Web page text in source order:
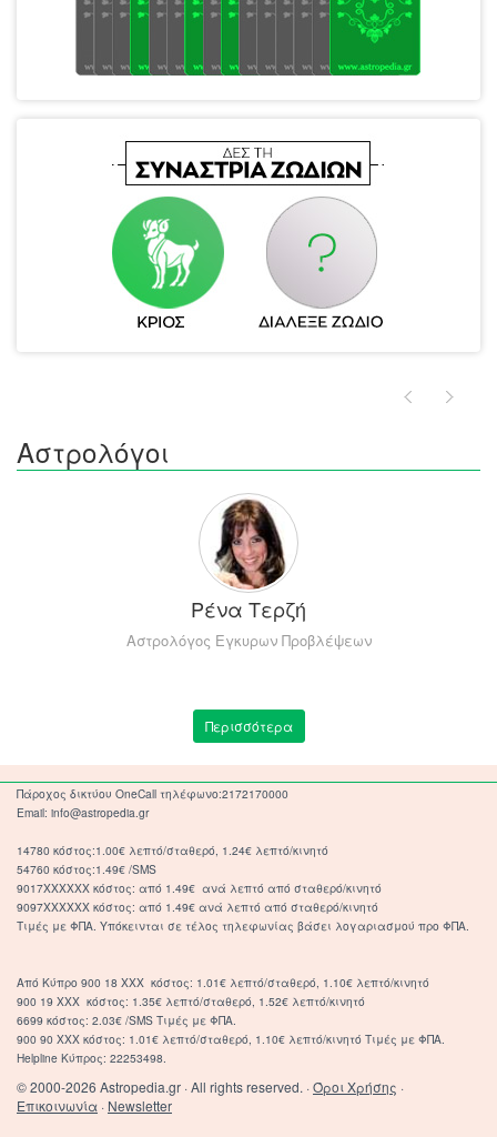
Αστρολόγοι
Ρένα Τερζή
Αστρολόγος Εγκυρων Προβλέψεων
Περισσότερα
Πάροχος δικτύου OneCall τηλέφωνο:2172170000
Email: info@astropedia.gr
14780 κόστος:1.00€ λεπτό/σταθερό, 1.24€ λεπτό/κινητό
54760 κόστος:1.49€ /SMS
9017XXXXXX κόστος: από 1.49€ ανά λεπτό από σταθερό/κινητό
9097XXXXXX κόστος: από 1.49€ ανά λεπτό από σταθερό/κινητό
Τιμές με ΦΠΑ. Υπόκεινται σε τέλος τηλεφωνίας βάσει λογαριασμού προ ΦΠΑ.
Από Κύπρο 900 18 ΧΧΧ κόστος: 1.01€ λεπτό/σταθερό, 1.10€ λεπτό/κινητό
900 19 ΧΧΧ κόστος: 1.35€ λεπτό/σταθερό, 1.52€ λεπτό/κινητό
6699 κόστος: 2.03€ /SMS Τιμές με ΦΠΑ.
900 90 XXX κόστος: 1.01€ λεπτό/σταθερό, 1.10€ λεπτό/κινητό Τιμές με ΦΠΑ.
Helpline Κύπρος: 22253498.
© 2000-2026 Astropedia.gr · All rights reserved. ·Όροι Χρήσης ·
Επικοινωνία · Newsletter